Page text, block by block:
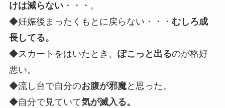
けは減らない・・・。
◆妊娠後まったくもとに戻らない・・・ むしろ成
長してる。
◆スカートをはいたとき、 ぽこっと出るのが格好
悪い。
◆流し台で自分のお腹が邪魔と思った。
◆自分で見ていて気が滅入る。